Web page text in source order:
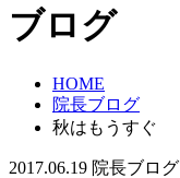
ブログ
HOME
院長ブログ
秋はもうすぐ
2017.06.19 院長ブログ